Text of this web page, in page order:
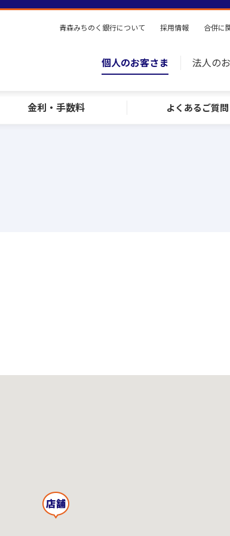
金利・手数料 よくあるご質問
青森みちのく銀行について 採用情報 合併に
個人のお客さま 法人の